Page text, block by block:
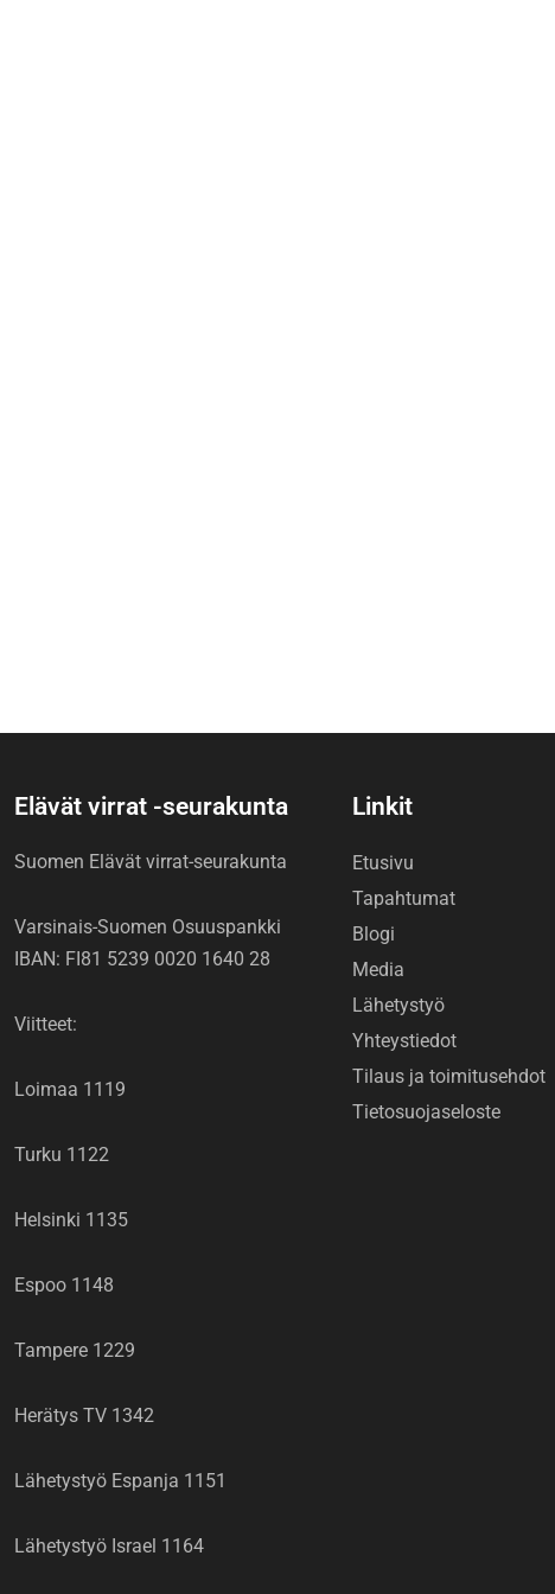
Elävät virrat -seurakunta
Suomen Elävät virrat-seurakunta
Varsinais-Suomen Osuuspankki
IBAN: FI81 5239 0020 1640 28
Viitteet:
Loimaa 1119
Turku 1122
Helsinki 1135
Espoo 1148
Tampere 1229
Herätys TV 1342
Lähetystyö Espanja 1151
Lähetystyö Israel 1164
Linkit
Etusivu
Tapahtumat
Blogi
Media
Lähetystyö
Yhteystiedot
Tilaus ja toimitusehdot
Tietosuojaseloste